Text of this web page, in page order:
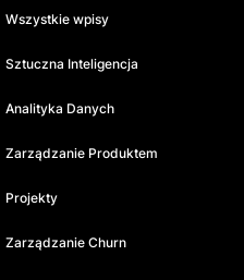
Wszystkie wpisy
Sztuczna Inteligencja
Analityka Danych
Zarządzanie Produktem
Projekty
Zarządzanie Churn